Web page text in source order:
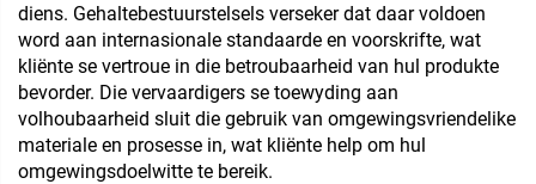
diens. Gehaltebestuurstelsels verseker dat daar voldoen
word aan internasionale standaarde en voorskrifte, wat
kliënte se vertroue in die betroubaarheid van hul produkte
bevorder. Die vervaardigers se toewyding aan
volhoubaarheid sluit die gebruik van omgewingsvriendelike
materiale en prosesse in, wat kliënte help om hul
omgewingsdoelwitte te bereik.